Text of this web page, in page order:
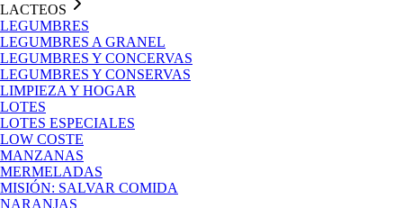
LACTEOS
LEGUMBRES
LEGUMBRES A GRANEL
LEGUMBRES Y CONCERVAS
LEGUMBRES Y CONSERVAS
LIMPIEZA Y HOGAR
LOTES
LOTES ESPECIALES
LOW COSTE
MANZANAS
MERMELADAS
MISIÓN: SALVAR COMIDA
NARANJAS